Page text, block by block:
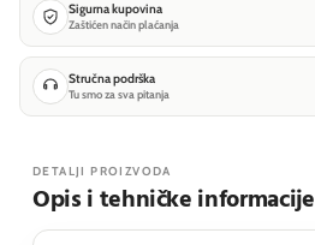
Sigurna kupovina
Zaštićen način plaćanja
Stručna podrška
Tu smo za sva pitanja
DETALJI PROIZVODA
Opis i tehničke informacije